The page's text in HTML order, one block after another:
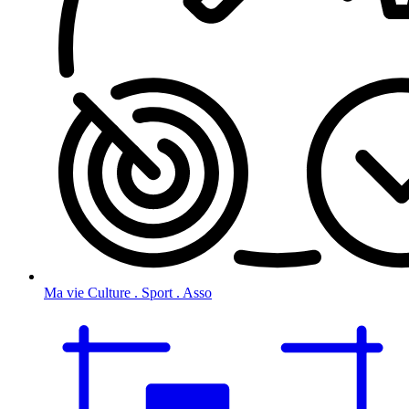
Ma vie Culture . Sport . Asso